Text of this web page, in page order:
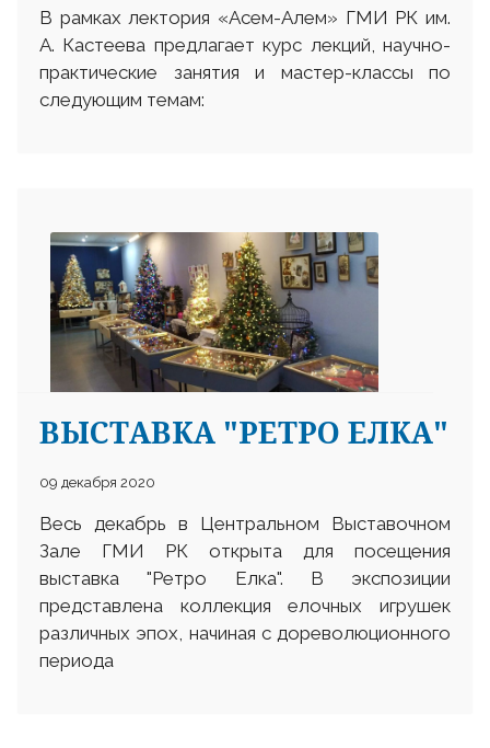
В рамках лектория «Асем-Алем» ГМИ РК им.
А. Кастеева предлагает курс лекций, научно-
практические занятия и мастер-классы по
следующим темам:
ВЫСТАВКА "РЕТРО ЕЛКА"
09 декабря 2020
Весь декабрь в Центральном Выставочном
Зале ГМИ РК открыта для посещения
выставка "Ретро Елка". В экспозиции
представлена коллекция елочных игрушек
различных эпох, начиная с дореволюционного
периода